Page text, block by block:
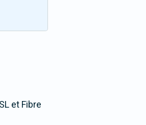
et Fibre